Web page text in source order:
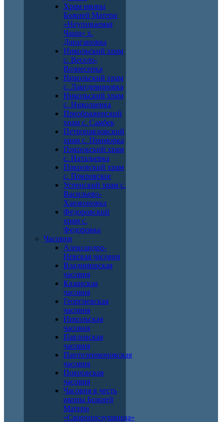
Храм иконы
Божией Матери
«Неупиваемая
Чаша» х.
Дарагановка
Никольский храм
с. Весело-
Вознесенка
Никольский храм
с. Лакедемоновка
Никольский храм
с. Николаевка
Преображенский
храм с. Самбек
Петропавловский
храм с. Приморка
Покровский храм
с. Натальевка
Покровский храм
с. Покровское
Успенский храм с.
Васильево-
Ханжоновка
Федоровский
храм с.
Федоровка
Часовни
Александро-
Невская часовня
Владимирская
часовня
Казанская
часовня
Георгиевская
часовня
Никольская
часовня
Павловская
часовня
Пантелеимоновская
часовня
Покровская
часовня
Часовня в честь
иконы Божией
Матери
«Скоропослушница»